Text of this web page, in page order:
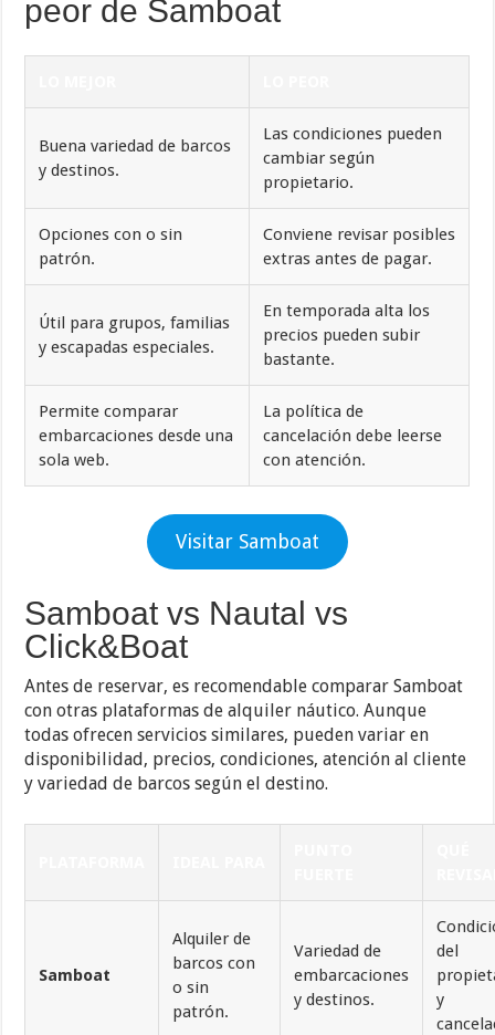
peor de Samboat
Buena variedad de barcos
y destinos.
Las condiciones pueden
cambiar según
propietario.
Opciones con o sin
patrón.
Conviene revisar posibles
extras antes de pagar.
Útil para grupos, familias
y escapadas especiales.
En temporada alta los
precios pueden subir
bastante.
Permite comparar
embarcaciones desde una
sola web.
La política de
cancelación debe leerse
con atención.
Visitar Samboat
Samboat vs Nautal vs
Click&Boat
Antes de reservar, es recomendable comparar Samboat
con otras plataformas de alquiler náutico. Aunque
todas ofrecen servicios similares, pueden variar en
disponibilidad, precios, condiciones, atención al cliente
y variedad de barcos según el destino.
Samboat
Alquiler de
barcos con
o sin
patrón.
Variedad de
embarcaciones
y destinos.
del
y